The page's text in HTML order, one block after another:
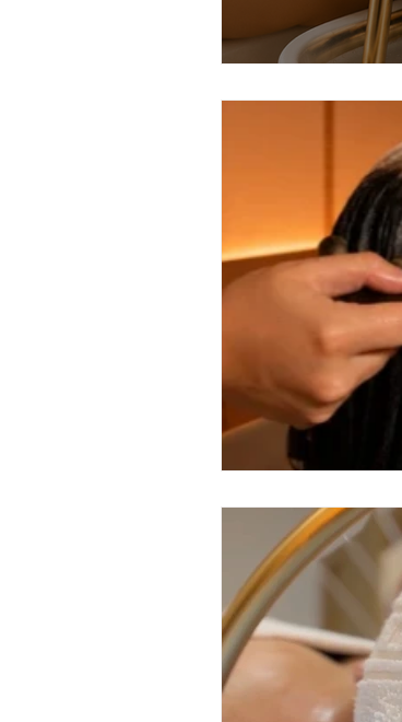
pekin ginger ritual
ritual de chocolate y